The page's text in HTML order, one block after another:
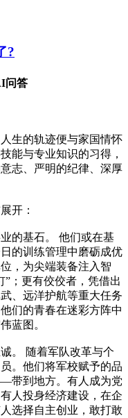
?
问答
生的轨迹便与家国情怀
能与专业知识的习得，
志、严明的纪律、深厚
开：
的基石。 他们或在基
的训练管理中磨砺成优
，为尖端装备注入智
；更有佼佼者，凭借出
、远洋护航等重大任务
们的青春在迷彩方阵中
蓝图。
。 随着军队改革与个
。他们将军校赋予的品
到地方。有人成为党
人投身经济建设，在企
选择自主创业，敢打敢